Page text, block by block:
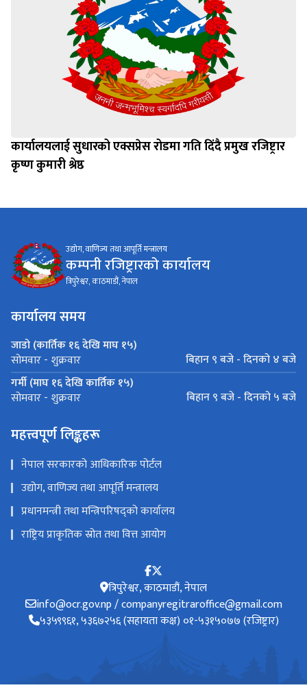
कार्यालयलाई सुधारको एक्सप्रेस रोडमा गति दिंदै प्रमुख रजिष्ट्रार
कृष्ण कुमारी श्रेष्ठ
उद्योग, वाणिज्य तथा आपूर्ति मन्त्रालय
कम्पनी रजिष्ट्रारको कार्यालय
त्रिपुरेश्वर, काठमाडौं, नेपाल
कार्यालय समय
जाडो (कार्तिक १६ देखि माघ १५)
सोमवार - शुक्रवार
बिहान ९ बजे - दिनको ४ बजे
गर्मी (माघ १६ देखि कार्तिक १५)
सोमवार - शुक्रवार बिहान ९ बजे - दिनको ५ बजे
महत्त्वपूर्ण लिङ्कहरू
नेपाल सरकारको आधिकारिक पोर्टल
उद्योग, वाणिज्य तथा आपूर्ति मन्त्रालय
प्रधानमन्त्री तथा मन्त्रिपरिषद्को कार्यालय
राष्ट्रिय प्राकृतिक स्रोत तथा वित्त आयोग
त्रिपुरेश्वर, काठमाडौं, नेपाल
info@ocr.gov.np / companyregitraroffice@gmail.com
५३५९९६१, ५३६७२५६ (सहायता कक्ष) ०१-५३१५०७७ (रजिष्ट्रार)